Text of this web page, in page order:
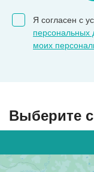
Я согласен с
персональных
моих
Выберите